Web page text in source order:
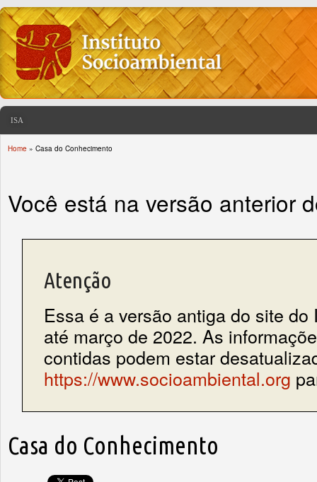
ISA
Home » Casa do Conhecimento
Você está na versão anterior
Atenção
Essa é a versão antiga do site do
até março de 2022. As
contidas podem estar
https://www.socioambiental.org
Casa do Conhecimento